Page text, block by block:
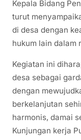
Kepala Bidang
turut
di desa dengan
hukum lain dalam
Kegiatan ini
desa sebagai
dengan
berkelanjutan
harmonis, damai
Kunjungan kerja